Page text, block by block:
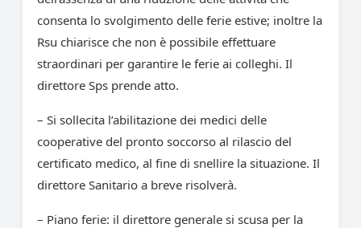
consenta lo svolgimento delle ferie estive; inoltre la
Rsu chiarisce che non è possibile effettuare
straordinari per garantire le ferie ai colleghi. Il
direttore Sps prende atto.
– Si sollecita l’abilitazione dei medici delle
cooperative del pronto soccorso al rilascio del
certificato medico, al fine di snellire la situazione. Il
direttore Sanitario a breve risolverà.
– Piano ferie: il direttore generale si scusa per la